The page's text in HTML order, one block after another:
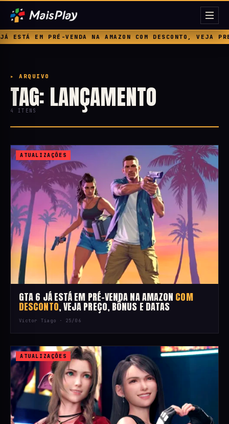
PRÉ-VENDA NA AMAZON COM DESCONTO, VEJA
▸ ARQUIVO
TAG: LANÇAMENTO
4 ITENS
ATUALIZAÇÕES
GTA 6 JÁ ESTÁ EM PRÉ-VENDA NA AMAZON COM
DESCONTO, VEJA PREÇO, BÔNUS E DATAS
Victor Tiago · 25/06
ATUALIZAÇÕES